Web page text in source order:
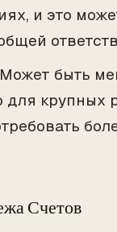
и это
быть
для крупных
Счетов